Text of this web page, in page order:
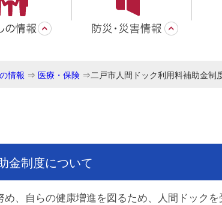
情報 ⇒ 医療・保険 ⇒二戸市人間ドック利用料補助金制
金制度について
、自らの健康増進を図るため、人間ドック